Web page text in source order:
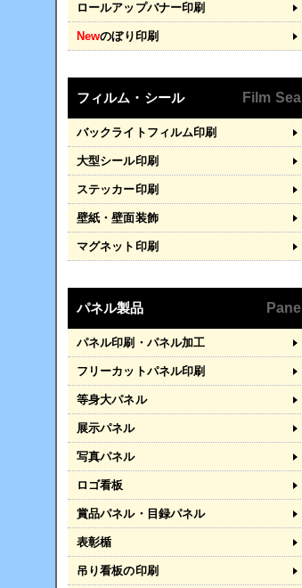
ロールアップバナー印刷
Newのぼり印刷
フィルム・シール Film Seal
バックライトフィルム印刷
大型シール印刷
ステッカー印刷
壁紙・壁面装飾
マグネット印刷
パネル製品 Panel
パネル印刷・パネル加工
フリーカットパネル印刷
等身大パネル
展示パネル
写真パネル
ロゴ看板
賞品パネル・目録パネル
表彰楯
吊り看板の印刷